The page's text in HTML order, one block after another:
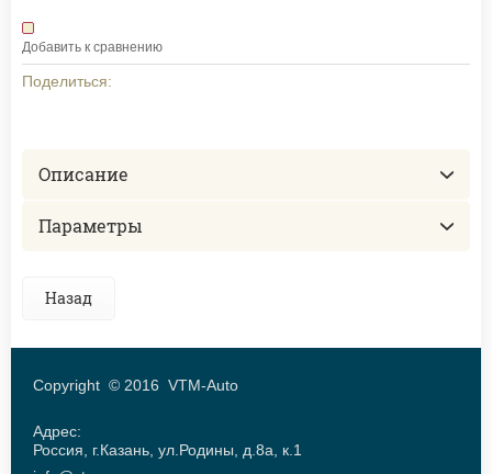
Добавить к сравнению
Поделиться:
Описание
Параметры
Назад
Copyright © 2016 VTM-Auto
Адрес:
Россия, г.Казань, ул.Родины, д.8а, к.1